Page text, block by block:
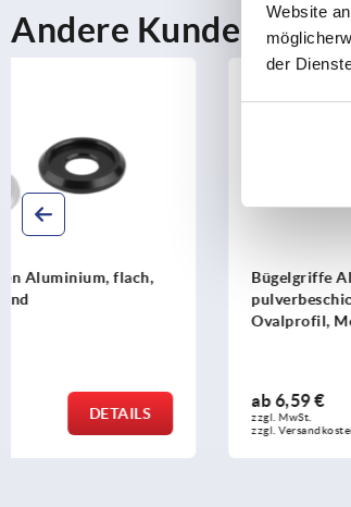
Website
der
Andere Kunden
Bügelgriffe Aluminium
pulverbeschichtet oder eloxiert,
Ovalprofil, Montage von der Rückseite
6,59 €
zzgl. MwSt.
zzgl. Versandkosten
DETAILS